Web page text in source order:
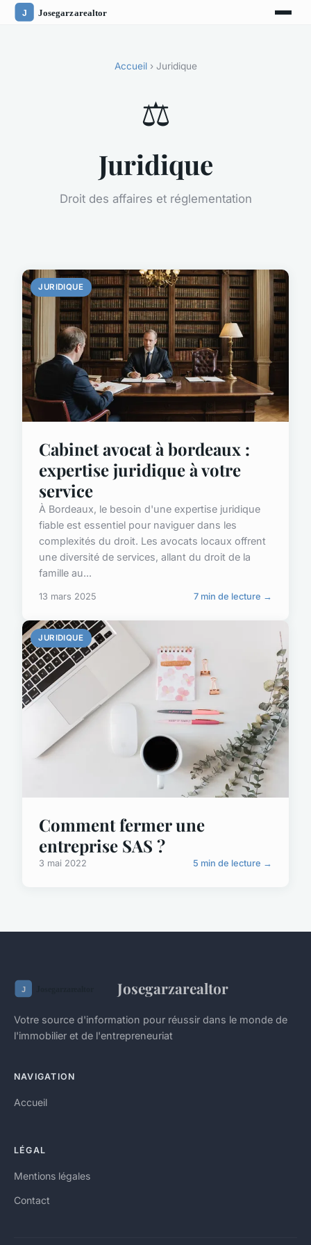
Accueil› Juridique
⚖️
Juridique
Droit des affaires et réglementation
JURIDIQUE
Cabinet avocat à bordeaux :
expertise juridique à votre
service
À Bordeaux, le besoin d'une expertise juridique
fiable est essentiel pour naviguer dans les
complexités du droit. Les avocats locaux offrent
une diversité de services, allant du droit de la
famille au...
13 mars 2025 7 min de lecture →
JURIDIQUE
Comment fermer une
entreprise SAS ?
3 mai 2022 5 min de lecture →
Josegarzarealtor
Votre source d'information pour réussir dans le monde de
l'immobilier et de l'entrepreneuriat
NAVIGATION
Accueil
LÉGAL
Mentions légales
Contact